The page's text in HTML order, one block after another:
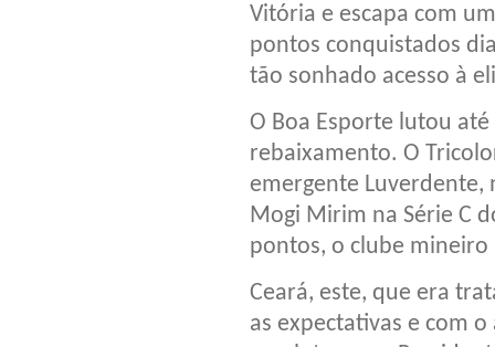
Vitória e escapa com
pontos conquistados
tão sonhado acesso à
O Boa Esporte lutou
rebaixamento. O
emergente Luverdente,
Mogi Mirim na Série C
pontos, o clube mineiro
Ceará, este, que era
as expectativas e com